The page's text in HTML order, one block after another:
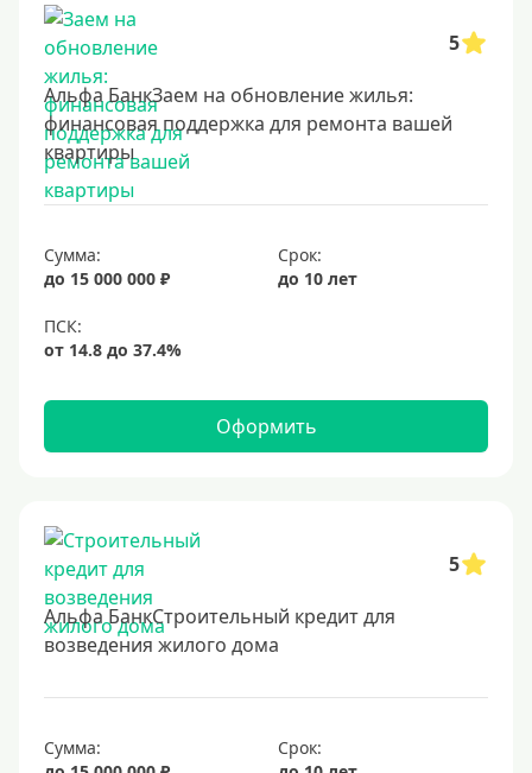
5
Альфа БанкЗаем на обновление жилья:
финансовая поддержка для ремонта вашей
квартиры
Сумма:
до 15 000 000 ₽
Срок:
до 10 лет
Оформить
5
Альфа БанкСтроительный кредит для
возведения жилого дома
Сумма:
Срок: